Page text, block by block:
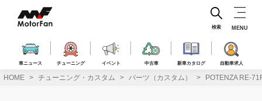
ス
車ニュース チューニング イベント 中古車 新車カタログ 自動車求人
検索 MENU
HOME チューニング・カスタム パーツ（カスタム） POTENZA RE-